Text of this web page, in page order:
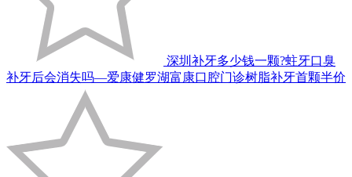
深圳补牙多少钱一颗?蛀牙口臭
补牙后会消失吗—爱康健罗湖富康口腔门诊树脂补牙首颗半价